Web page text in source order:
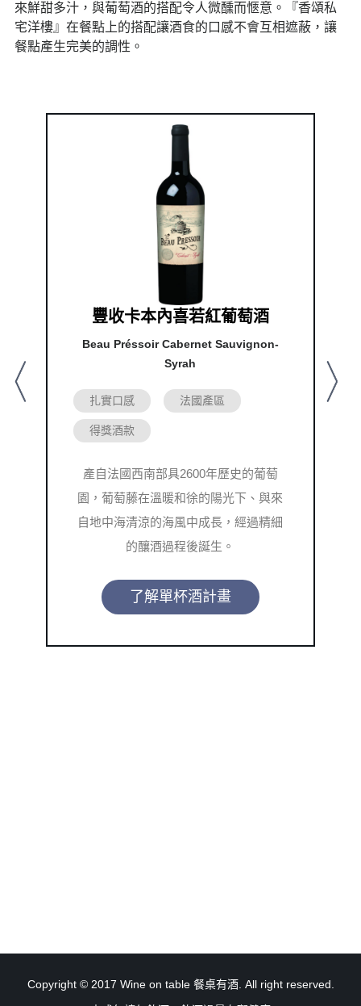
來鮮甜多汁，與葡萄酒的搭配令人微醺而愜意。『香頌私
宅洋樓』在餐點上的搭配讓酒食的口感不會互相遮蔽，讓
餐點產生完美的調性。
豐收卡本內喜若紅葡萄酒
Beau Préssoir Cabernet Sauvignon-
Syrah
扎實口感 法國產區
得獎酒款
產自法國西南部具2600年歷史的葡萄
園，葡萄藤在溫暖和徐的陽光下、與來
自地中海清涼的海風中成長，經過精細
的釀酒過程後誕生。
了解單杯酒計畫
Copyright © 2017 Wine on table 餐桌有酒. All right reserved.